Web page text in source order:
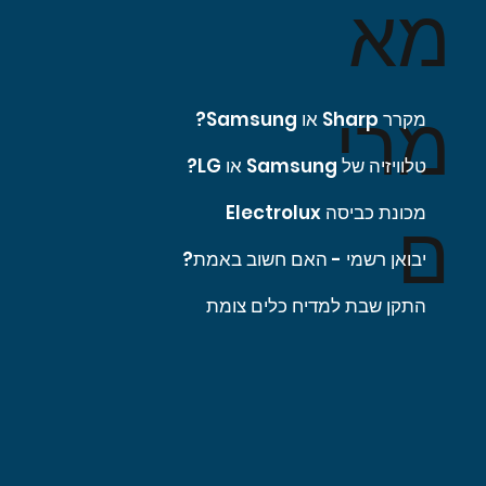
מא
מרי
ם
מקרר Sharp או Samsung?
טלוויזיה של Samsung או LG?
מכונת כביסה Electrolux
יבואן רשמי - האם חשוב באמת?
התקן שבת למדיח כלים צומת